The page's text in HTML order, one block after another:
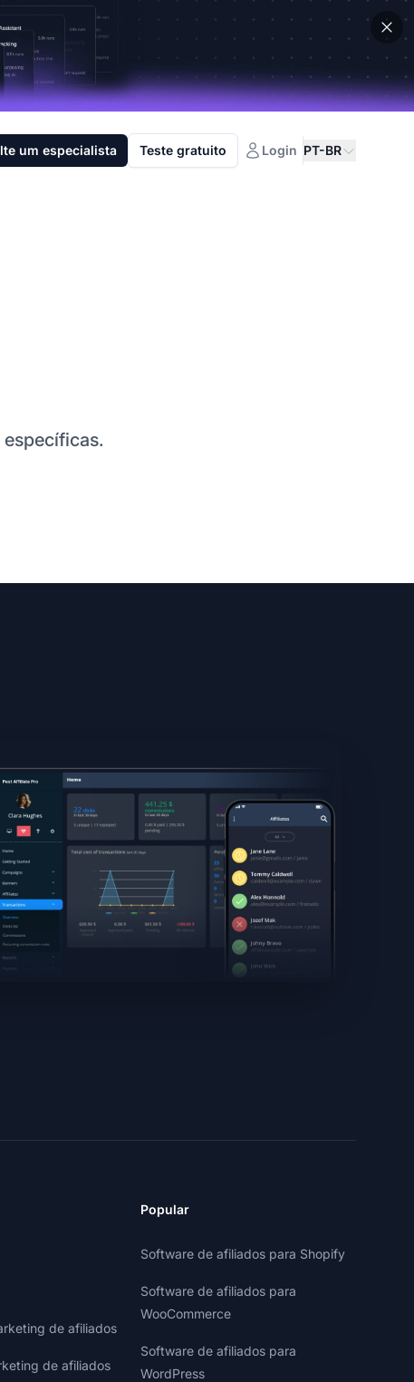
um especialista Teste gratuito Login PT-BR
de afiliados
de afiliados
Popular
Software de afiliados para Shopify
Software de afiliados para
WooCommerce
Software de afiliados para
WordPress